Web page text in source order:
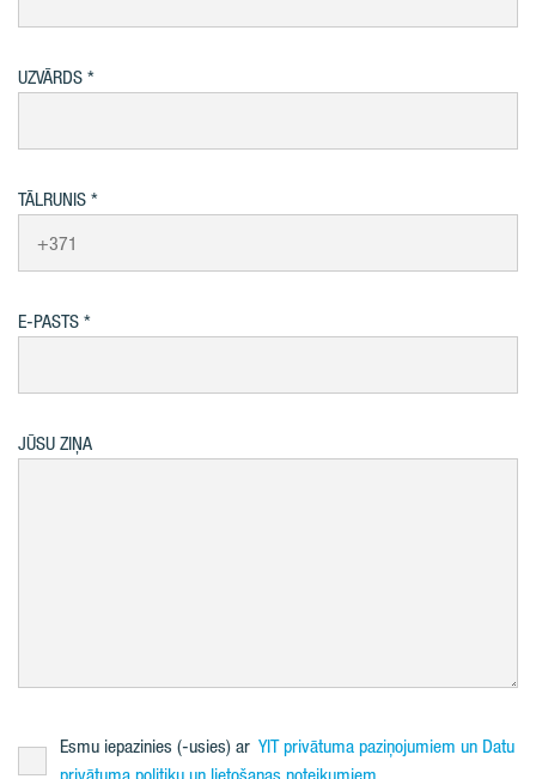
UZVĀRDS
TĀLRUNIS
E-PASTS
JŪSU ZIŅA
Esmu iepazinies (-usies) ar YIT privātuma paziņojumiem un Datu